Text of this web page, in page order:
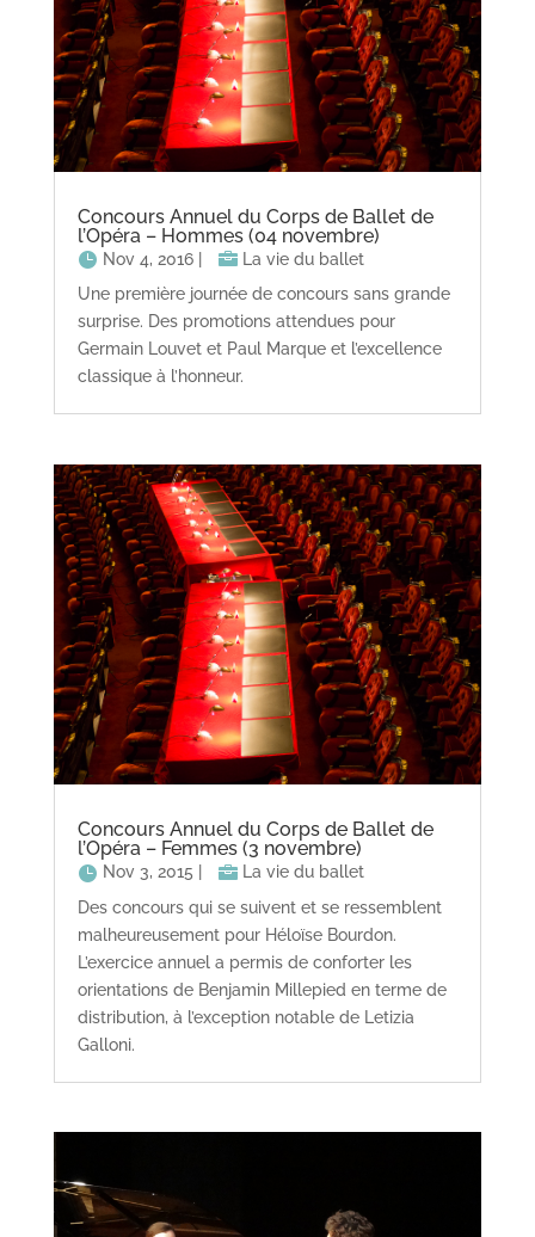
Concours Annuel du Corps de Ballet de
l’Opéra – Hommes (04 novembre)
Nov 4, 2016|
La vie du ballet
Une première journée de concours sans grande
surprise. Des promotions attendues pour
Germain Louvet et Paul Marque et l’excellence
classique à l’honneur.
Concours Annuel du Corps de Ballet de
l’Opéra – Femmes (3 novembre)
Nov 3, 2015
La vie du ballet
Des concours qui se suivent et se ressemblent
malheureusement pour Héloïse Bourdon.
L’exercice annuel a permis de conforter les
orientations de Benjamin Millepied en terme de
distribution, à l’exception notable de Letizia
Galloni.